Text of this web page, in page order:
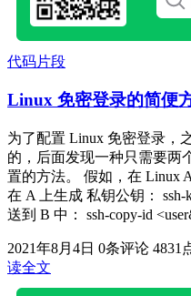
代码片段
Linux 免密登录的简便
为了配置 Linux 免密登录，
的，后面发现一种只需要两
置的方法。 假如，在 Linux
在 A 上生成 私钥公钥：
送到 B 中： ssh-copy-id
2021年8月4日 0条评论 4831
读全文